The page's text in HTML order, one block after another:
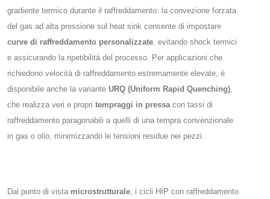
gradiente termico durante il raffreddamento: la convezione forzata
del gas ad alta pressione sul heat sink consente di impostare
curve di raffreddamento personalizzate, evitando shock termici
e assicurando la ripetibilità del processo​. Per applicazioni che
richiedono velocità di raffreddamento estremamente elevate, è
disponibile anche la variante URQ (Uniform Rapid Quenching),
che realizza veri e propri tempraggi in pressacon tassi di
raffreddamento paragonabili a quelli di una tempra convenzionale
in gas o olio, minimizzando le tensioni residue nei pezzi​.
Dal punto di vista microstrutturale, i cicli HIP con raffreddamento